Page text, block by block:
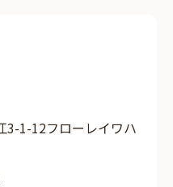
3-1-12フローレイワハ